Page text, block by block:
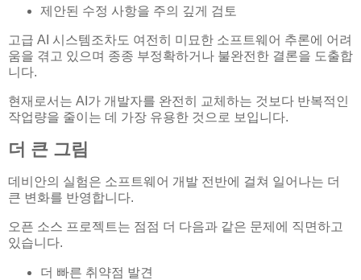
제안된 수정 사항을 주의 깊게 검토
고급 AI 시스템조차도 여전히 미묘한 소프트웨어 추론에 어려
움을 겪고 있으며 종종 부정확하거나 불완전한 결론을 도출합
니다.
현재로서는 AI가 개발자를 완전히 교체하는 것보다 반복적인
작업량을 줄이는 데 가장 유용한 것으로 보입니다.
더 큰 그림
데비안의 실험은 소프트웨어 개발 전반에 걸쳐 일어나는 더
큰 변화를 반영합니다.
오픈 소스 프로젝트는 점점 더 다음과 같은 문제에 직면하고
있습니다.
더 빠른 취약점 발견